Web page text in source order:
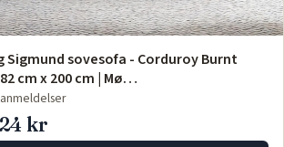
Sigmund sovesofa - Corduroy Burnt
cm x 200 cm | Mø…
anmeldelser
kr